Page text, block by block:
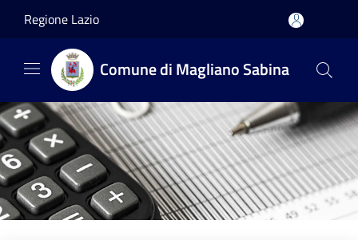
Regione Lazio
Comune di Magliano Sabina